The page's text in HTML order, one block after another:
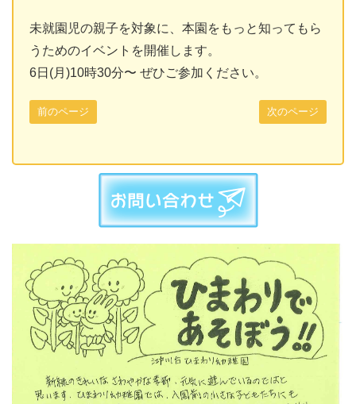
未就園児の親子を対象に、本園をもっと知ってもら
うためのイベントを開催します。
6日(月)10時30分〜 ぜひご参加ください。
前のページ 次のページ